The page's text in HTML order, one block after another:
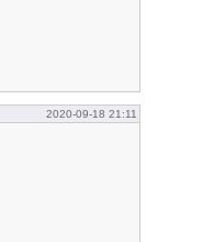
2020-09-18 21:11